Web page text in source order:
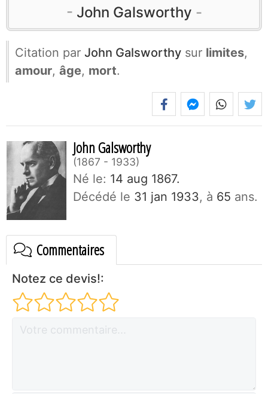
John Galsworthy
Citation par John Galsworthy sur limites,
amour, âge, mort.
John Galsworthy
1867 - 1933
Né le: 14 aug 1867.
Décédé le 31 jan 1933, à 65 ans.
Commentaires
Notez ce devis!: